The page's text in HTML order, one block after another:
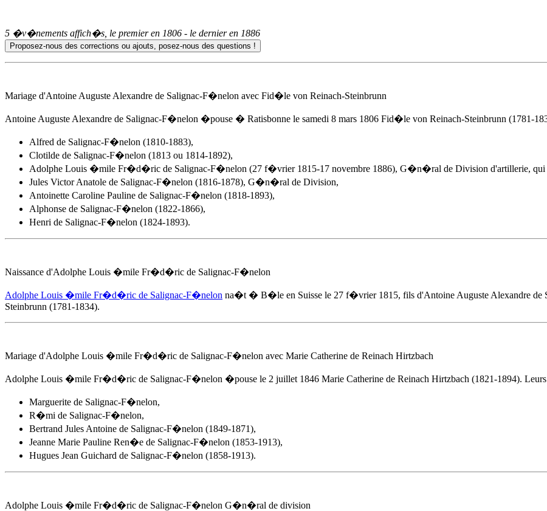
5 �v�nements affich�s, le premier en 1806 - le dernier en 1886
Mariage d'Antoine Auguste Alexandre de Salignac-F�nelon avec Fid�le von Reinach-Steinbrunn
Antoine Auguste Alexandre de Salignac-F�nelon �pouse � Ratisbonne le samedi 8 mars 1806 Fid�le von Reinach-Steinbrunn (1781-
Alfred de Salignac-F�nelon (1810-1883),
Clotilde de Salignac-F�nelon (1813 ou 1814-1892),
Adolphe Louis �mile Fr�d�ric de Salignac-F�nelon (27 f�vrier 1815-17 novembre 1886), G�n�ral de Division d'artillerie, qui
Jules Victor Anatole de Salignac-F�nelon (1816-1878), G�n�ral de Division,
Antoinette Caroline Pauline de Salignac-F�nelon (1818-1893),
Alphonse de Salignac-F�nelon (1822-1866),
Henri de Salignac-F�nelon (1824-1893).
Naissance d'Adolphe Louis �mile Fr�d�ric de Salignac-F�nelon
Adolphe Louis �mile Fr�d�ric de Salignac-F�nelon na�t � B�le en Suisse le 27 f�vrier 1815, fils d'Antoine Auguste Alexandre
Steinbrunn (1781-1834).
Mariage d'Adolphe Louis �mile Fr�d�ric de Salignac-F�nelon avec Marie Catherine de Reinach Hirtzbach
Adolphe Louis �mile Fr�d�ric de Salignac-F�nelon �pouse le 2 juillet 1846 Marie Catherine de Reinach Hirtzbach (1821-1894).
Marguerite de Salignac-F�nelon,
R�mi de Salignac-F�nelon,
Bertrand Jules Antoine de Salignac-F�nelon (1849-1871),
Jeanne Marie Pauline Ren�e de Salignac-F�nelon (1853-1913),
Hugues Jean Guichard de Salignac-F�nelon (1858-1913).
Adolphe Louis �mile Fr�d�ric de Salignac-F�nelon G�n�ral de division